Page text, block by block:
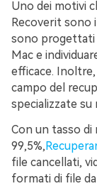
Uno dei motivi
Recoverit sono
sono progettati
Mac e
efficace.
campo del
specializzate su
Con un tasso di
99,5%,
file cancellati,
formati di file